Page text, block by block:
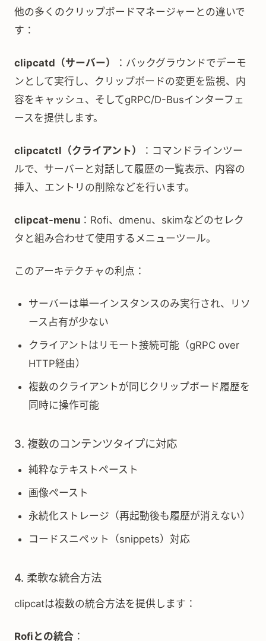
他の多くのクリップボードマネージャーとの違いで
す：
clipcatd（サーバー）
：バックグラウンドでデーモ
ンとして実行し、クリップボードの変更を監視、内
容をキャッシュ、そしてgRPC/D-Busインターフェ
ースを提供します。
clipcatctl（クライアント）
：コマンドラインツー
ルで、サーバーと対話して履歴の一覧表示、内容の
挿入、エントリの削除などを行います。
clipcat-menu ：Rofi、dmenu、skimなどのセレク
タと組み合わせて使用するメニューツール。
このアーキテクチャの利点：
サーバーは単一インスタンスのみ実行され、リソ
ース占有が少ない
クライアントはリモート接続可能（gRPC over
HTTP経由）
複数のクライアントが同じクリップボード履歴を
同時に操作可能
3. 複数のコンテンツタイプに対応
純粋なテキストペースト
画像ペースト
永続化ストレージ（再起動後も履歴が消えない）
コードスニペット（snippets）対応
4. 柔軟な統合方法
clipcatは複数の統合方法を提供します：
Rofiとの統合 ：